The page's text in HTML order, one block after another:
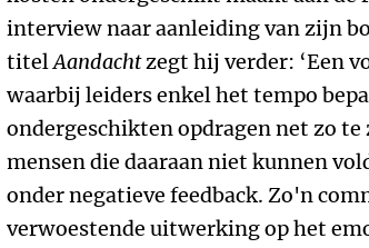
interview naar aanleiding van zijn
titelAandachtzegt hij verder: ‘Een
waarbij leiders enkel het tempo
ondergeschikten opdragen net zo
mensen die daaraan niet kunnen
onder negatieve feedback. Zo'n
verwoestende uitwerking op het